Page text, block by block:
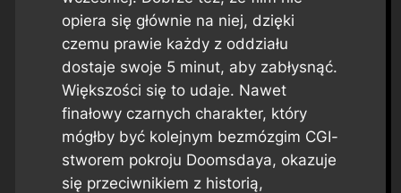
opiera się głównie na niej, dzięki
czemu prawie każdy z oddziału
dostaje swoje 5 minut, aby zabłysnąć.
Większości się to udaje. Nawet
finałowy czarnych charakter, który
mógłby być kolejnym bezmózgim CGI-
stworem pokroju Doomsdaya, okazuje
się przeciwnikiem z historią,